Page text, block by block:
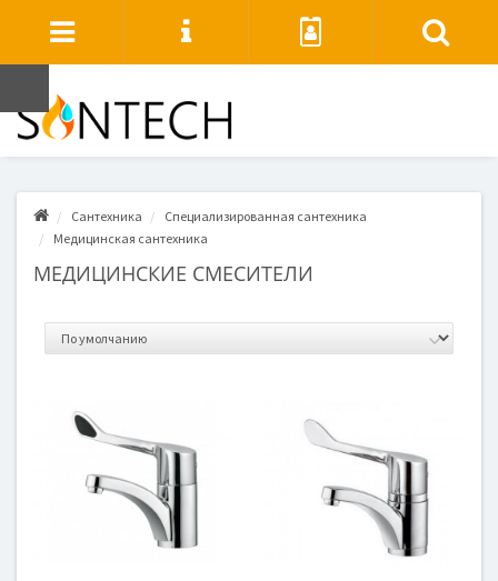
Сантехника
Специализированная сантехника
Медицинская сантехника
МЕДИЦИНСКИЕ СМЕСИТЕЛИ